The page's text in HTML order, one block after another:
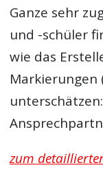
Ganze sehr
und -schüler
wie das
Markierungen
zum